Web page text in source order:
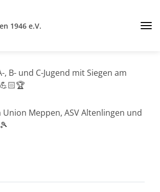
1946 e.V.
, B- und C-Jugend mit Siegen am
Union Meppen, ASV Altenlingen und